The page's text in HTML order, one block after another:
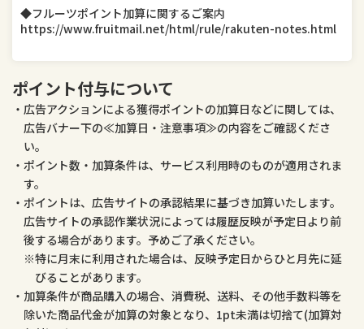
美容・コスメ・香水 ダイエット・健康
◆フルーツポイント加算に関するご案内
https://www.fruitmail.net/html/rule/rakuten-notes.html
ポイント付与について
広告アクションによる獲得ポイントの加算日などに関しては、
広告バナー下の≪加算日・注意事項≫の内容をご確認くださ
い。
ポイント数・加算条件は、サービス利用時のものが適用されま
す。
ポイントは、広告サイトの承認結果に基づき加算いたします。
広告サイトの承認作業状況によっては履歴反映が予定日より前
後する場合があります。予めご了承ください。
特に月末に利用された場合は、反映予定日からひと月先に延
びることがあります。
加算条件が商品購入の場合、消費税、送料、その他手数料等を
除いた商品代金が加算の対象となり、1pt未満は切捨て(加算対